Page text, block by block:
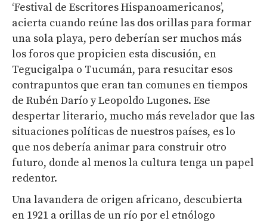
‘Festival de Escritores Hispanoamericanos’,
acierta cuando reúne las dos orillas para formar
una sola playa, pero deberían ser muchos más
los foros que propicien esta discusión, en
Tegucigalpa o Tucumán, para resucitar esos
contrapuntos que eran tan comunes en tiempos
de Rubén Darío y Leopoldo Lugones. Ese
despertar literario, mucho más revelador que las
situaciones políticas de nuestros países, es lo
que nos debería animar para construir otro
futuro, donde al menos la cultura tenga un papel
redentor.
Una lavandera de origen africano, descubierta
en 1921 a orillas de un río por el etnólogo